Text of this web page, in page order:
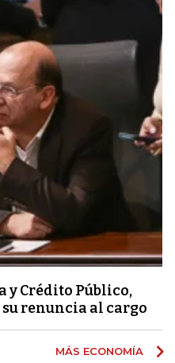
y Crédito Público,
renuncia al cargo
MÁS ECONOMÍA